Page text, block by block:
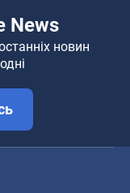
News
новин